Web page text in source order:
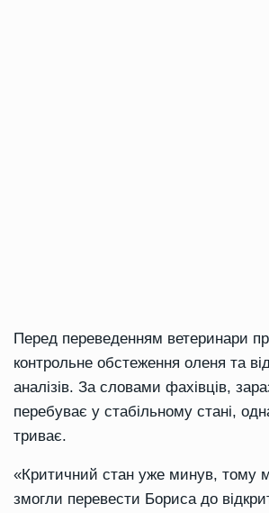
Перед переведенням ветеринари
контрольне обстеження оленя та
аналізів. За словами фахівців,
перебуває у стабільному стані,
триває.
«Критичний стан уже минув, тому
змогли перевести Бориса до